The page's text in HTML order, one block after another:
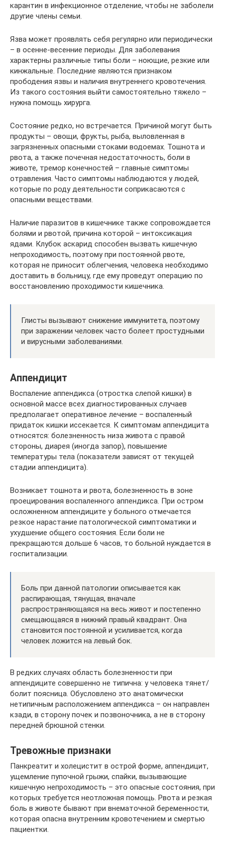
карантин в инфекционное отделение, чтобы не заболели
другие члены семьи.
Язва может проявлять себя регулярно или периодически
– в осенне-весенние периоды. Для заболевания
характерны различные типы боли – ноющие, резкие или
кинжальные. Последние являются признаком
прободения язвы и наличия внутреннего кровотечения.
Из такого состояния выйти самостоятельно тяжело –
нужна помощь хирурга.
Состояние редко, но встречается. Причиной могут быть
продукты – овощи, фрукты, рыба, выловленная в
загрязненных опасными стоками водоемах. Тошнота и
рвота, а также почечная недостаточность, боли в
животе, тремор конечностей – главные симптомы
отравления. Часто симптомы наблюдаются у людей,
которые по роду деятельности соприкасаются с
опасными веществами.
Наличие паразитов в кишечнике также сопровождается
болями и рвотой, причина которой – интоксикация
ядами. Клубок аскарид способен вызвать кишечную
непроходимость, поэтому при постоянной рвоте,
которая не приносит облегчения, человека необходимо
доставить в больницу, где ему проведут операцию по
восстановлению проходимости кишечника.
Глисты вызывают снижение иммунитета, поэтому
при заражении человек часто болеет простудными
и вирусными заболеваниями.
Аппендицит
Воспаление аппендикса (отростка слепой кишки) в
основной массе всех диагностированных случаев
предполагает оперативное лечение – воспаленный
придаток кишки иссекается. К симптомам аппендицита
относятся: болезненность низа живота с правой
стороны, диарея (иногда запор), повышение
температуры тела (показатели зависят от текущей
стадии аппендицита).
Возникает тошнота и рвота, болезненность в зоне
проецирования воспаленного аппендикса. При остром
осложненном аппендиците у больного отмечается
резкое нарастание патологической симптоматики и
ухудшение общего состояния. Если боли не
прекращаются дольше 6 часов, то больной нуждается в
госпитализации.
Боль при данной патологии описывается как
распирающая, тянущая, вначале
распространяющаяся на весь живот и постепенно
смещающаяся в нижний правый квадрант. Она
становится постоянной и усиливается, когда
человек ложится на левый бок.
В редких случаях область болезненности при
аппендиците совершенно не типична: у человека тянет/
болит поясница. Обусловлено это анатомически
нетипичным расположением аппендикса – он направлен
кзади, в сторону почек и позвоночника, а не в сторону
передней брюшной стенки.
Тревожные признаки
Панкреатит и холецистит в острой форме, аппендицит,
ущемление пупочной грыжи, спайки, вызывающие
кишечную непроходимость – это опасные состояния, при
которых требуется неотложная помощь. Рвота и резкая
боль в животе бывают при внематочной беременности,
которая опасна внутренним кровотечением и смертью
пациентки.